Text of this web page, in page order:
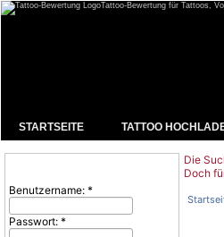
Tattoo-Bewertung für Tattoos,
STARTSEITE TATTOO
Benutzername: *
Passwort: *
Die
Doch